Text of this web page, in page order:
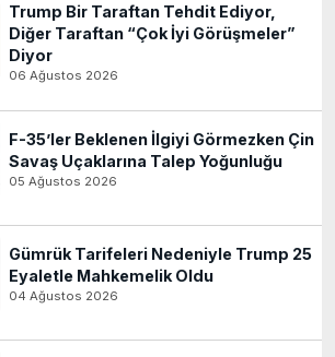
Trump Bir Taraftan Tehdit Ediyor,
Diğer Taraftan “Çok İyi Görüşmeler”
Diyor
06 Ağustos 2026
F-35’ler Beklenen İlgiyi Görmezken Çin
Savaş Uçaklarına Talep Yoğunluğu
05 Ağustos 2026
Gümrük Tarifeleri Nedeniyle Trump 25
Eyaletle Mahkemelik Oldu
04 Ağustos 2026